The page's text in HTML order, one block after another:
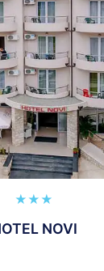
★★★
NOVI